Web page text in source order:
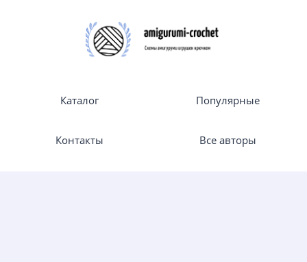
Каталог Популярные
Контакты Все авторы